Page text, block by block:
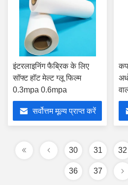
इंटरलाइनिंग फैब्रिक के लिए
सॉफ्ट हॉट मेल्ट ग्लू फिल्म
0.3mpa 0.6mpa
सर्वोत्तम मूल्य प्राप्त करें
30 31 32
36 37